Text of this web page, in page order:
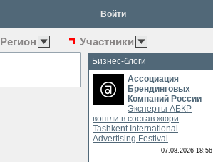
Войти
Регион Участники
Бизнес-блоги
Ассоциация
Брендинговых
Компаний России
Эксперты АБКР
вошли в состав жюри
Tashkent International
Advertising Festival
07.08.2026 18:56